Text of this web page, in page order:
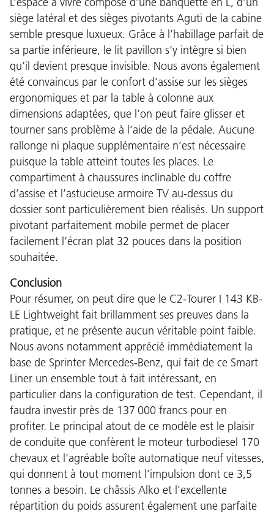
siège latéral et des sièges pivotants Aguti de la cabine
semble presque luxueux. Grâce à l’habillage parfait de
sa partie inférieure, le lit pavillon s’y intègre si bien
qu’il devient presque invisible. Nous avons également
été convaincus par le confort d’assise sur les sièges
ergonomiques et par la table à colonne aux
dimensions adaptées, que l’on peut faire glisser et
tourner sans problème à l’aide de la pédale. Aucune
rallonge ni plaque supplémentaire n’est nécessaire
puisque la table atteint toutes les places. Le
compartiment à chaussures inclinable du coffre
d’assise et l’astucieuse armoire TV au-dessus du
dossier sont particulièrement bien réalisés. Un support
pivotant parfaitement mobile permet de placer
facilement l’écran plat 32 pouces dans la position
souhaitée.
Conclusion
Pour résumer, on peut dire que le C2-Tourer I 143 KB-
LE Lightweight fait brillamment ses preuves dans la
pratique, et ne présente aucun véritable point faible.
Nous avons notamment apprécié immédiatement la
base de Sprinter Mercedes-Benz, qui fait de ce Smart
Liner un ensemble tout à fait intéressant, en
particulier dans la configuration de test. Cependant, il
faudra investir près de 137 000 francs pour en
profiter. Le principal atout de ce modèle est le plaisir
de conduite que confèrent le moteur turbodiesel 170
chevaux et l’agréable boîte automatique neuf vitesses,
qui donnent à tout moment l’impulsion dont ce 3,5
tonnes a besoin. Le châssis Alko et l’excellente
répartition du poids assurent également une parfaite